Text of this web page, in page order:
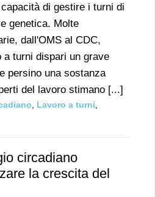
di gestire i turni di
genetica. Molte
dall'OMS al CDC,
a turni dispari un grave
persino una sostanza
del lavoro stimano [...]
, Lavoro a turni,
circadiano
la crescita del